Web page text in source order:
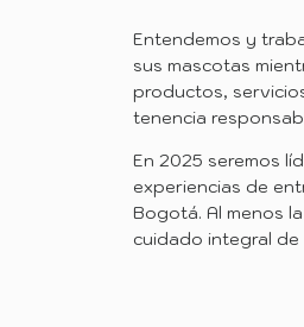
Entendemos y
sus mascotas
productos,
tenencia
En 2025 seremos
experiencias de
Bogotá. Al menos
cuidado integral de